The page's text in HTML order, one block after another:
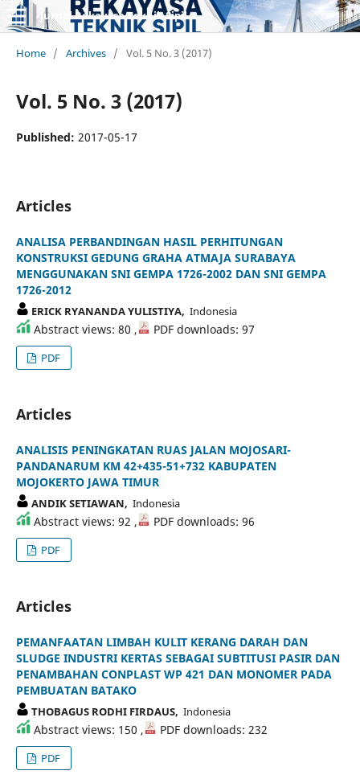
Jurnal Rekayasa Teknik Sipil
Home / Archives / Vol. 5 No. 3 (2017)
Vol. 5 No. 3 (2017)
Published: 2017-05-17
Articles
ANALISA PERBANDINGAN HASIL PERHITUNGAN
KONSTRUKSI GEDUNG GRAHA ATMAJA SURABAYA
MENGGUNAKAN SNI GEMPA 1726-2002 DAN SNI GEMPA
1726-2012
ERICK RYANANDA YULISTIYA, Indonesia
Abstract views: 80 , PDF downloads: 97
PDF
Articles
ANALISIS PENINGKATAN RUAS JALAN MOJOSARI-
PANDANARUM KM 42+435-51+732 KABUPATEN
MOJOKERTO JAWA TIMUR
ANDIK SETIAWAN, Indonesia
Abstract views: 92 , PDF downloads: 96
PDF
Articles
PEMANFAATAN LIMBAH KULIT KERANG DARAH DAN
SLUDGE INDUSTRI KERTAS SEBAGAI SUBTITUSI PASIR DAN
PENAMBAHAN CONPLAST WP 421 DAN MONOMER PADA
PEMBUATAN BATAKO
THOBAGUS RODHI FIRDAUS, Indonesia
Abstract views: 150 , PDF downloads: 232
PDF